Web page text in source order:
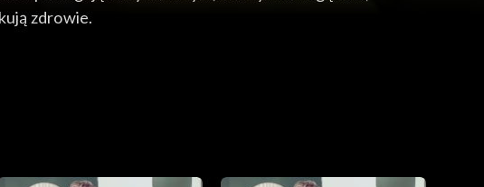
zdrowie.